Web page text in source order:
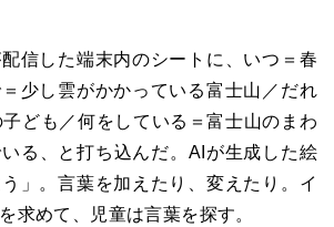
信した端末内のシートに、いつ＝春
少し雲がかかっている富士山／だれ
ども／何をしている＝富士山のまわ
る、と打ち込んだ。AIが生成した絵
」。言葉を加えたり、変えたり。イ
求めて、児童は言葉を探す。